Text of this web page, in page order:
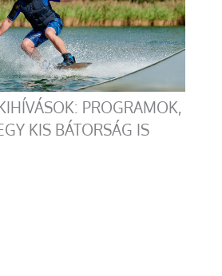
PROGRAMOK,
KIS BÁTORSÁG IS